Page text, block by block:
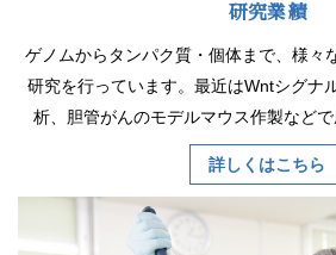
研究業績
ゲノムからタンパク質・個体まで、様々
研究を行っています。最近はWntシグナ
析、胆管がんのモデルマウス作製などで
詳しくはこちら